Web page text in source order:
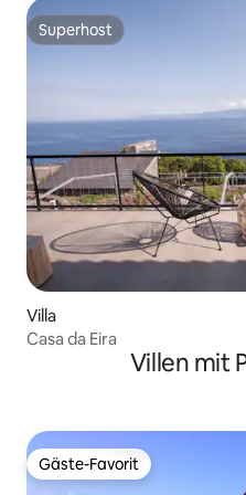
Superhost
Superhost
Villa
Casa da Eira
Villen mit
Gäste-Favorit
Gäste-Favorit